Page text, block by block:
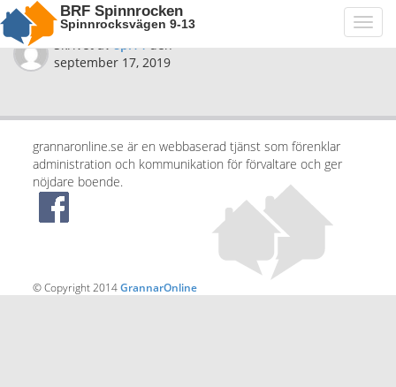
BRF Spinnrocken
Spinnrocksvägen 9-13
Skrivet avspi14den
september 17, 2019
grannaronline.se är en webbaserad tjänst som förenklar
administration och kommunikation för förvaltare och ger
nöjdare boende.
© Copyright 2014GrannarOnline